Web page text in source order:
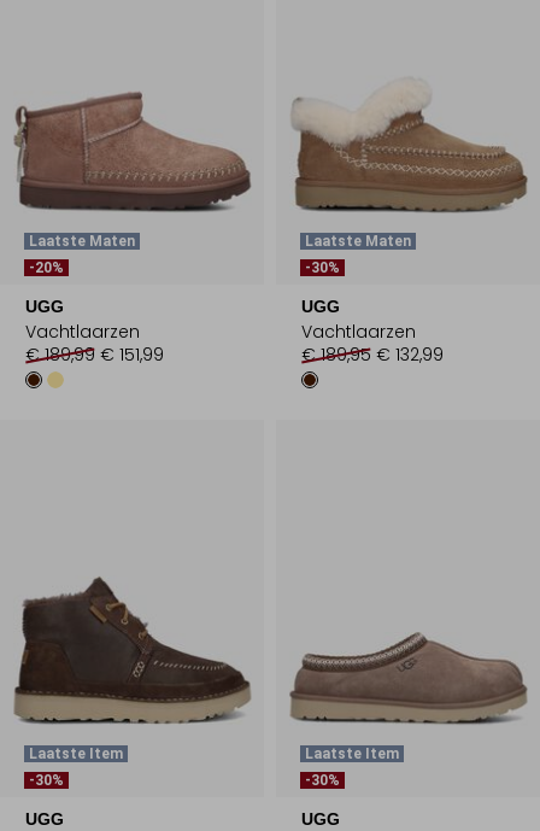
Laatste Maten
-20%
UGG
Vachtlaarzen
€ 189,99 € 151,99
Laatste Maten
-30%
UGG
Vachtlaarzen
€ 189,95 € 132,99
Laatste Item
-30%
UGG
Laatste Item
-30%
UGG